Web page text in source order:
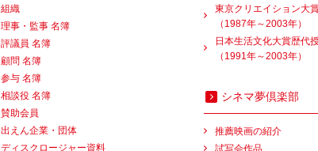
組織
理事・監事 名簿
評議員 名簿
顧問 名簿
参与 名簿
相談役 名簿
賛助会員
出えん企業・団体
ディスクロージャー資料
東京クリエイション大
（1987年～2003年）
日本生活文化大賞歴代
（1991年～2003年）
シネマ夢倶楽部
推薦映画の紹介
試写会作品